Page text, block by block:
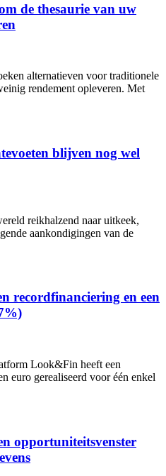
de thesaurie van uw
alternatieven voor traditionele
rendement opleveren. Met
blijven nog wel
reikhalzend naar uitkeek,
aankondigingen van de
recordfinanciering en een
Look&Fin heeft een
euro gerealiseerd voor één enkel
opportuniteitsvenster